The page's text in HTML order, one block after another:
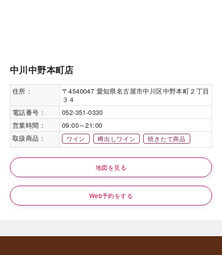
中川中野本町店
住所：
〒4540047 愛知県名古屋市中川区中野本町２丁目
３４
電話番号：
052-351-0330
営業時間：
09:00～21:00
取扱商品：
ワイン 樽出しワイン 焼きたて商品
地図を見る
Web予約をする